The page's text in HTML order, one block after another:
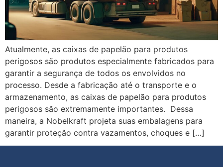
Atualmente, as caixas de papelão para produtos
perigosos são produtos especialmente fabricados para
garantir a segurança de todos os envolvidos no
processo. Desde a fabricação até o transporte e o
armazenamento, as caixas de papelão para produtos
perigosos são extremamente importantes. Dessa
maneira, a Nobelkraft projeta suas embalagens para
garantir proteção contra vazamentos, choques e […]